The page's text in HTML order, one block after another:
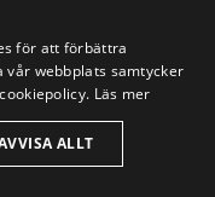
vara högre.
om dessa
förståelse för
för att förbättra
vår webbplats samtycker
Läs mer
ALLT